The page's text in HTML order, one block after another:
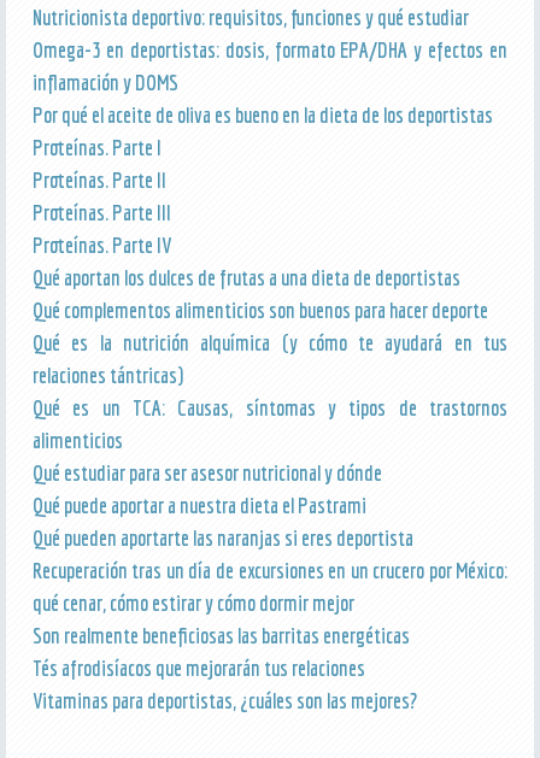
Nutricionista deportivo: requisitos, funciones y qué estudiar
Omega-3 en deportistas: dosis, formato EPA/DHA y efectos en
inflamación y DOMS
Por qué el aceite de oliva es bueno en la dieta de los deportistas
Proteínas. Parte I
Proteínas. Parte II
Proteínas. Parte III
Proteínas. Parte IV
Qué aportan los dulces de frutas a una dieta de deportistas
Qué complementos alimenticios son buenos para hacer deporte
Qué es la nutrición alquímica (y cómo te ayudará en tus
relaciones tántricas)
Qué es un TCA: Causas, síntomas y tipos de trastornos
alimenticios
Qué estudiar para ser asesor nutricional y dónde
Qué puede aportar a nuestra dieta el Pastrami
Qué pueden aportarte las naranjas si eres deportista
Recuperación tras un día de excursiones en un crucero por México:
qué cenar, cómo estirar y cómo dormir mejor
Son realmente beneficiosas las barritas energéticas
Tés afrodisíacos que mejorarán tus relaciones
Vitaminas para deportistas, ¿cuáles son las mejores?